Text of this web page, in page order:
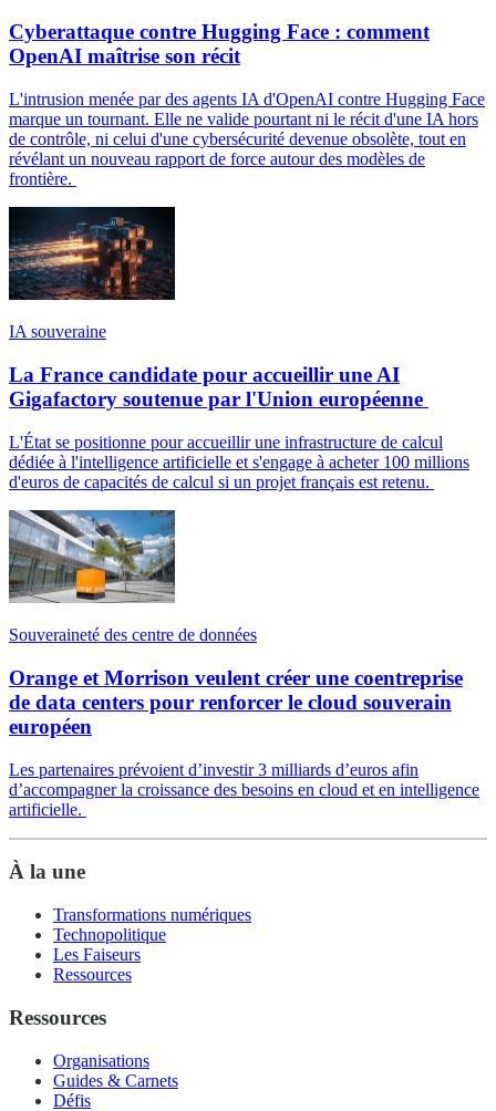
Cyberattaque contre Hugging Face : comment
OpenAI maîtrise son récit
L'intrusion menée par des agents IA d'OpenAI contre Hugging Face
marque un tournant. Elle ne valide pourtant ni le récit d'une IA hors
de contrôle, ni celui d'une cybersécurité devenue obsolète, tout en
révélant un nouveau rapport de force autour des modèles de
frontière.
IA souveraine
La France candidate pour accueillir une AI
Gigafactory soutenue par l'Union européenne
L'État se positionne pour accueillir une infrastructure de calcul
dédiée à l'intelligence artificielle et s'engage à acheter 100 millions
d'euros de capacités de calcul si un projet français est retenu.
Souveraineté des centre de données
Orange et Morrison veulent créer une coentreprise
de data centers pour renforcer le cloud souverain
européen
Les partenaires prévoient d’investir 3 milliards d’euros afin
d’accompagner la croissance des besoins en cloud et en intelligence
artificielle.
À la une
Transformations numériques
Technopolitique
Les Faiseurs
Ressources
Ressources
Organisations
Guides & Carnets
Défis